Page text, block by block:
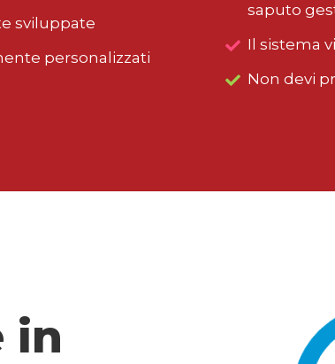
sviluppate
personalizzati
saputo
Il sistema
Non devi
in